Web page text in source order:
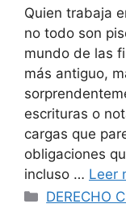
Quien trabaja
no todo son
mundo de las
más antiguo,
escrituras o
cargas que
obligaciones
incluso … Leer
Categorías
DERECHO